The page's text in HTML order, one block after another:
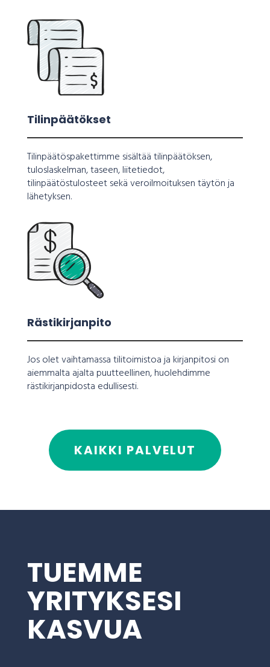
Tilinpäätökset
Tilinpäätöspakettimme sisältää tilinpäätöksen,
tuloslaskelman, taseen, liitetiedot,
tilinpäätöstulosteet sekä veroilmoituksen täytön ja
lähetyksen.
Rästikirjanpito
Jos olet vaihtamassa tilitoimistoa ja kirjanpitosi on
aiemmalta ajalta puutteellinen, huolehdimme
rästikirjanpidosta edullisesti.
KAIKKI PALVELUT
TUEMME
YRITYKSESI
KASVUA